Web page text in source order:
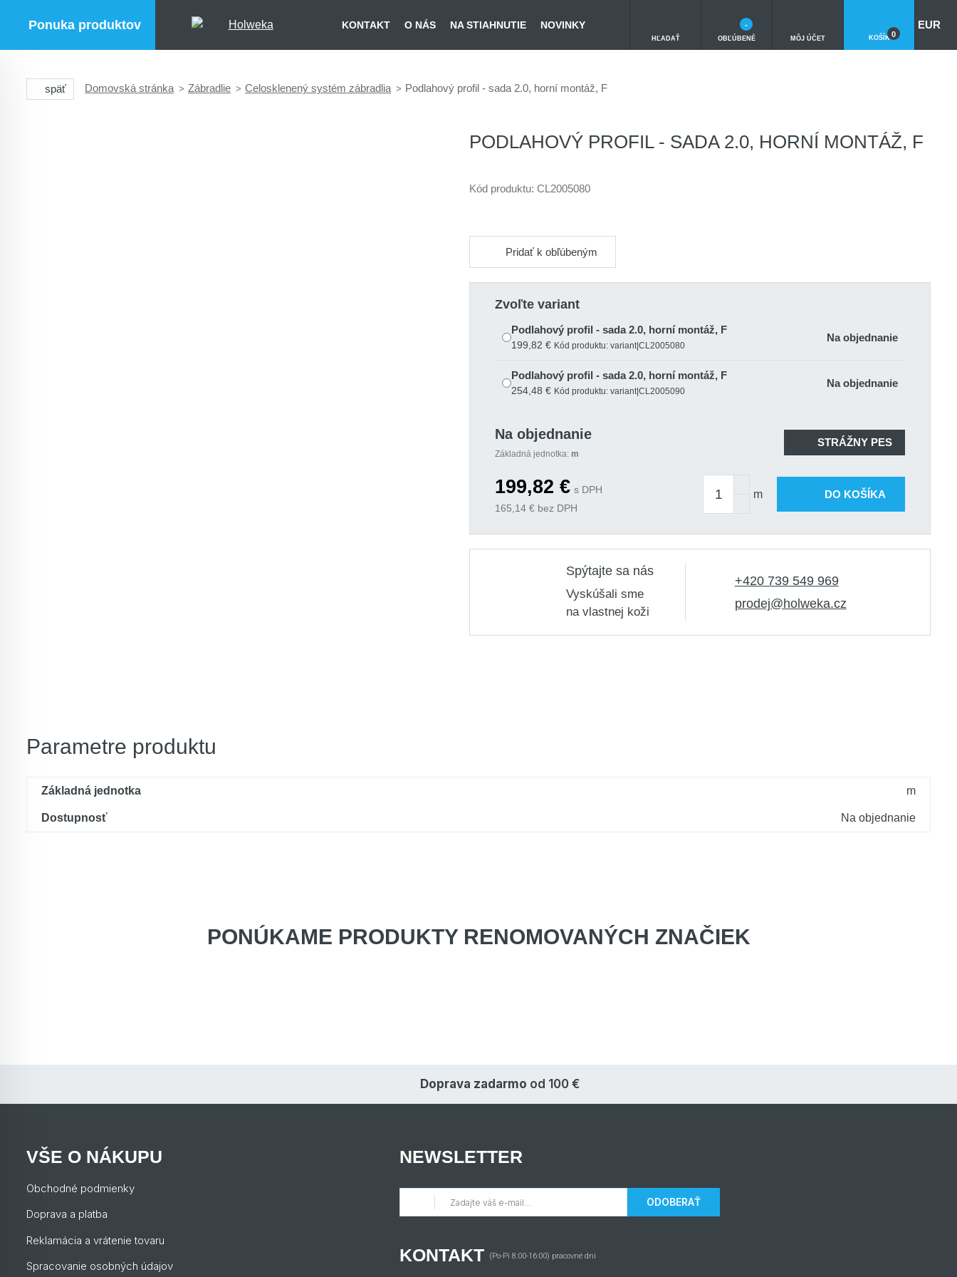
Ponuka produktov KONTAKT O NÁS NA STIAHNUTIE NOVINKY
HĽADAŤ OBĽÚBENÉ
-
MÔJ ÚČET KOŠÍK 0
EUR
späť Domovská stránka Zábradlie Celosklenený systém zábradlia Podlahový profil - sada 2.0, horní montáž, F
PODLAHOVÝ PROFIL - SADA 2.0, HORNÍ MONTÁŽ, F
Kód produktu: CL2005080
Pridať k obľúbeným
Zvoľte variant
Podlahový profil - sada 2.0, horní montáž, F
199,82 € Kód produktu: variant|CL2005080
Na objednanie
Podlahový profil - sada 2.0, horní montáž, F
254,48 € Kód produktu: variant|CL2005090
Na objednanie
Na objednanie
Základná jednotka: m
STRÁŽNY PES
199,82 € s DPH
165,14€ bez DPH
m DO KOŠÍKA
Spýtajte sa nás
Vyskúšali sme
na vlastnej koži
+420 739 549 969
prodej@holweka.cz
Parametre produktu
Základná jednotka m
Dostupnosť Na objednanie
PONÚKAME PRODUKTY RENOMOVANÝCH ZNAČIEK
Doprava zadarmo od 100 €
VŠE O NÁKUPU
Obchodné podmienky
Doprava a platba
Reklamácia a vrátenie tovaru
Spracovanie osobných údajov
NEWSLETTER
ODOBERAŤ
KONTAKT (Po-Pi 8:00-16:00) pracovné dni